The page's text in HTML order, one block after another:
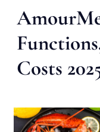
Costs